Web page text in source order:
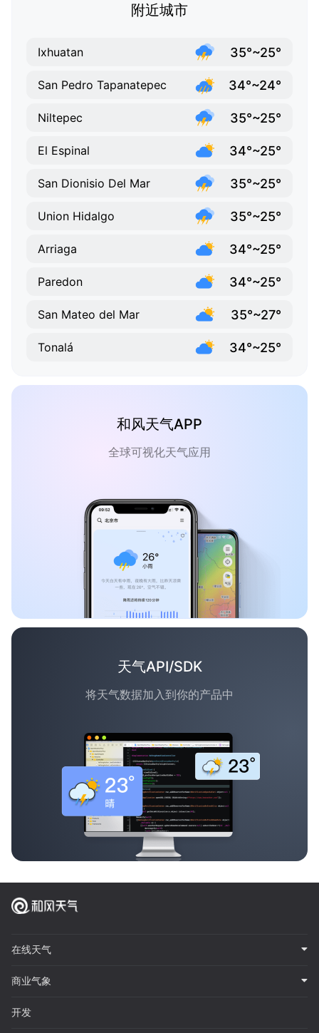
附近城市
Ixhuatan 35°~25°
San Pedro Tapanatepec 34°~24°
Niltepec 35°~25°
El Espinal 34°~25°
San Dionisio Del Mar 35°~25°
Union Hidalgo 35°~25°
Arriaga 34°~25°
Paredon 34°~25°
San Mateo del Mar 35°~27°
Tonalá 34°~25°
和风天气APP
全球可视化天气应用
天气API/SDK
将天气数据加入到你的产品中
在线天气
商业气象
开发